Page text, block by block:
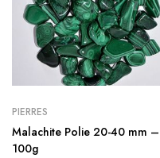
PIERRES
Malachite Polie 20-40 mm –
100g